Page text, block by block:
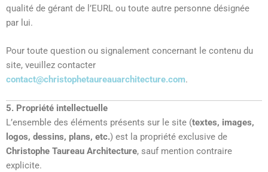
qualité de gérant de l’EURL ou toute autre personne désignée
par lui.
Pour toute question ou signalement concernant le contenu du
site, veuillez contacter
contact@christophetaureauarchitecture.com.
5. Propriété intellectuelle
L’ensemble des éléments présents sur le site (textes, images,
logos, dessins, plans, etc.) est la propriété exclusive de
Christophe Taureau Architecture, sauf mention contraire
explicite.